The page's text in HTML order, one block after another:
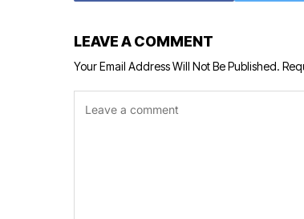
LEAVE A COMMENT
Your Email Address Will Not Be Published.